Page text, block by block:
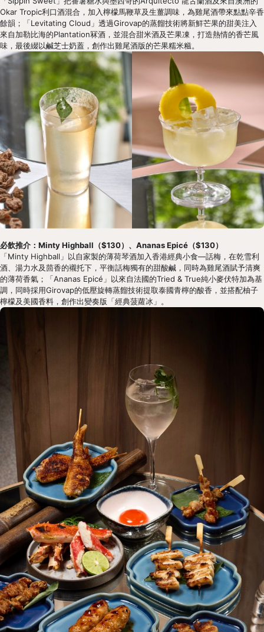
Okar Tropic利口酒混合，加入檸檬馬鞭草及生薑調味，為雞尾酒帶來點點辛香
餘韻；「Levitating Cloud」透過Girovap的蒸餾技術將新鮮芒果的甜美注入
來自加勒比海的Plantation冧酒，並混合甜米酒及芒果凍，打造熱情的香芒風
味，最後綴以鹹芝士奶蓋，創作出雞尾酒版的芒果糯米糍。
必飲推介：Minty Highball（$130）、Ananas Epicé（$130）
「Minty Highball」以自家製的薄荷琴酒加入香港經典小食—話梅，在乾雪利
酒、湯力水及茴香的襯托下，平衡話梅獨有的甜酸鹹，同時為雞尾酒賦予清爽
的薄荷香氣；「Ananas Epicé」以來自法國的Tried & True純小麥伏特加為基
調，同時採用Girovap的低壓旋轉蒸餾技術提取泰國青檸的酸香，並搭配柚子
檸檬及美國香料，創作出變奏版「經典菠蘿冰」。